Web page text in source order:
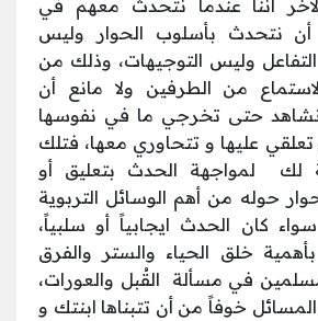
أننا عندما نتحدث معهم في
أن نتحدث بأسلوب الحوار وليس
التفاعل وليس التوجيهات، وذلك من
من الطرفين ولا مانع أن
نشاهد حتى تخرجي ما في نفوسها
تعلقي عليها و تتحاوري معها، فتلك
لمواجهة الحدث بتعليق أو
حوله من أهم الوسائل التربوية
كان الحدث ايجابياً أو سلبياً،
خلق الحياء والستر والفرق
في مسألة القُبل والعورات،
خوفاً من أن تتبناها ابنتك و